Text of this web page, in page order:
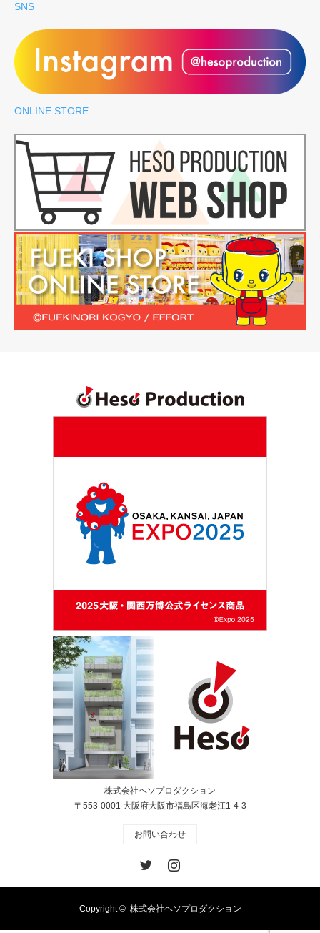
SNS
ONLINE STORE
株式会社ヘソプロダクション
〒553-0001 大阪府大阪市福島区海老江1-4-3
お問い合わせ
Copyright © 株式会社ヘソプロダクション